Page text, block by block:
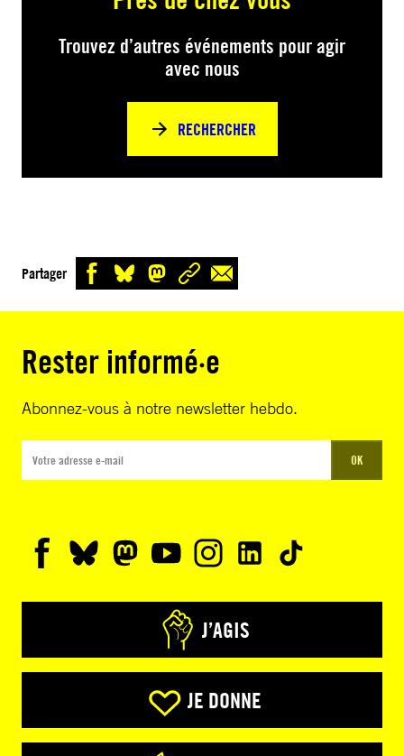
Trouvez d’autres événements pour agir
avec nous
RECHERCHER
Partager
Rester informé·e
Abonnez-vous à notre newsletter hebdo.
OK
J’AGIS
JE DONNE